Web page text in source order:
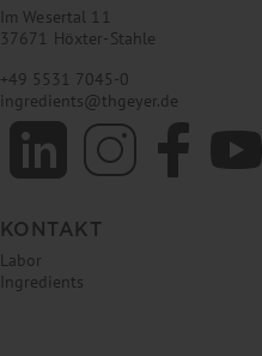
Im Wesertal 11
37671 Höxter-Stahle
+49 5531 7045-0
ingredients@thgeyer.de
KONTAKT
Labor
Ingredients